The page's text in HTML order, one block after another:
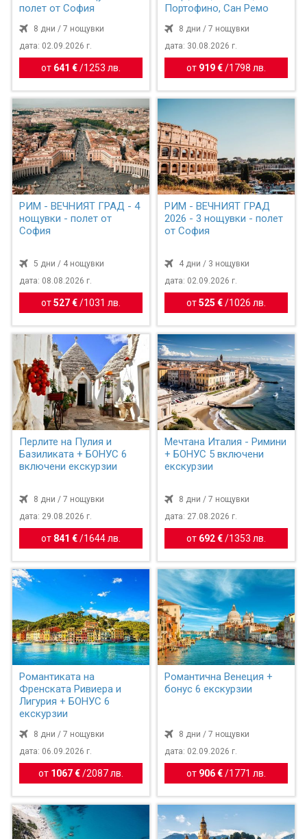
полет от София
8 дни / 7 нощувки
дата: 02.09.2026 г.
от 641 € / 1253 лв.
Портофино, Сан Ремо
8 дни / 7 нощувки
дата: 30.08.2026 г.
от 919 €/ 1798 лв.
РИМ - ВЕЧНИЯТ ГРАД - 4
нощувки - полет от
София
5 дни / 4 нощувки
дата: 08.08.2026 г.
от527 € / 1031 лв.
РИМ - ВЕЧНИЯТ ГРАД
2026 - 3 нощувки - полет
от София
4 дни / 3 нощувки
дата: 02.09.2026 г.
от525 €/ 1026 лв.
Перлите на Пулия и
Базиликата + БОНУС 6
включени екскурзии
8 дни / 7 нощувки
дата: 29.08.2026 г.
от 841 € / 1644 лв.
Мечтана Италия - Римини
+ БОНУС 5 включени
екскурзии
8 дни / 7 нощувки
дата: 27.08.2026 г.
от 692 €/ 1353 лв.
Романтиката на
Френската Ривиера и
Лигурия + БОНУС 6
екскурзии
8 дни / 7 нощувки
дата: 06.09.2026 г.
от 1067 € /2087 лв.
Романтична Венеция +
бонус 6 екскурзии
8 дни / 7 нощувки
дата: 02.09.2026 г.
от 906 €/ 1771 лв.